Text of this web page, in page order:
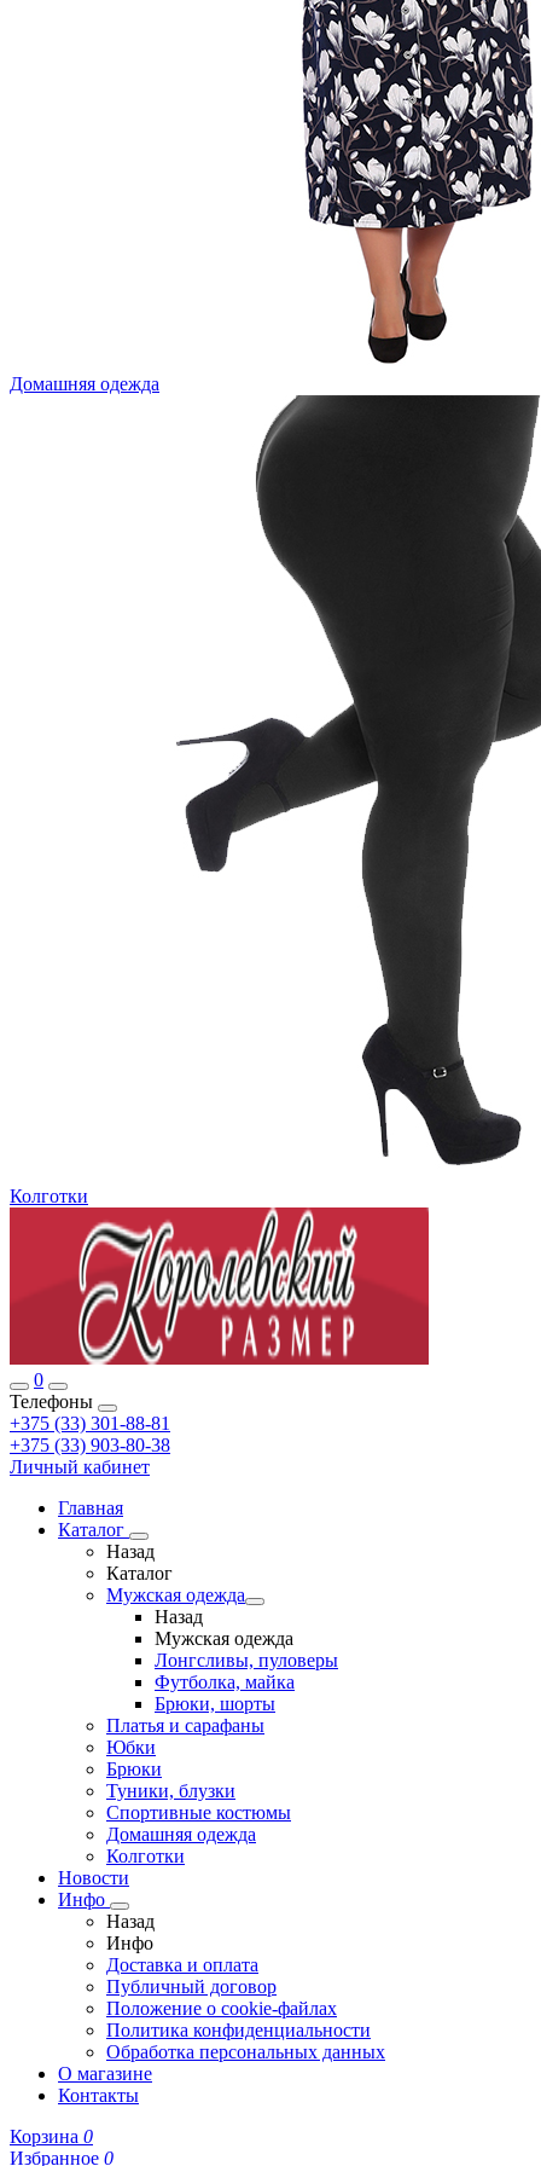
Домашняя одежда
Колготки
0
Телефоны
+375 (33) 301-88-81
+375 (33) 903-80-38
Личный кабинет
Главная
Каталог
Назад
Каталог
Мужская одежда
Назад
Мужская одежда
Лонгсливы, пуловеры
Футболка, майка
Брюки, шорты
Платья и сарафаны
Юбки
Брюки
Туники, блузки
Спортивные костюмы
Домашняя одежда
Колготки
Новости
Инфо
Назад
Инфо
Доставка и оплата
Публичный договор
Положение о cookie-файлах
Политика конфиденциальности
Обработка персональных данных
О магазине
Контакты
Корзина 0
Избранное 0